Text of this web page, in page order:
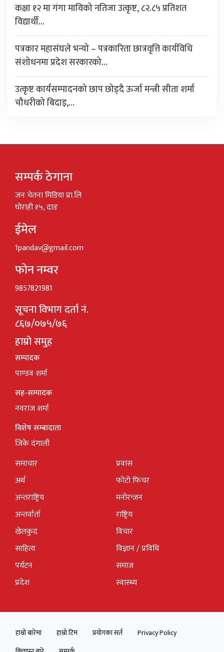
कक्षा १२ मा गंगा माविको नतिजा उत्कृष्ट, ८२.८५ प्रतिशत
विद्यार्थी…
पत्रकार महासंघले भन्यो – पत्रकारिता छात्रवृत्ति कार्यविधि
संशोधनमा प्रदेश सरकारको…
उत्कृष्ट कार्यसम्पादनको छाप छोड्दै ऊर्जा मन्त्री सीता शर्मा
चौधरीको बिदाइ,…
सम्पर्क ठेगाना
जन चेतना मिडिया प्रा.लि
घोराही १५, दाङ
ईमेल
1pandav@gmail.com
फोन नम्वर
9857821981
सूचना विभाग दर्ता नं.
८६७/०७५/७६
हाम्रो समुह
सम्पादक
पाण्डव शर्मा
सह-सम्पादक
नवराज शर्मा
विशेष सम्बादाता
जिके दंगाली
समाचार
अर्थ
अन्तराष्ट्रिय
अन्तर्वार्ता
खेलकुद
साहित्य
पर्यटन
प्रदेश
प्रवास
फोटो फिचर
मनोरन्जन
राष्ट्रिय
विचार
विज्ञान / प्रविधि
समाज
स्वास्थ्य
हाम्रो बारेमा हाम्रो टिम प्रयोगका सर्त
Privacy Policy